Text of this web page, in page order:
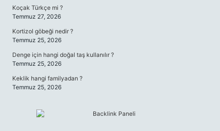
Koçak Türkçe mi ?
Temmuz 27, 2026
Kortizol göbeği nedir ?
Temmuz 25, 2026
Denge için hangi doğal taş kullanılır ?
Temmuz 25, 2026
Keklik hangi familyadan ?
Temmuz 25, 2026